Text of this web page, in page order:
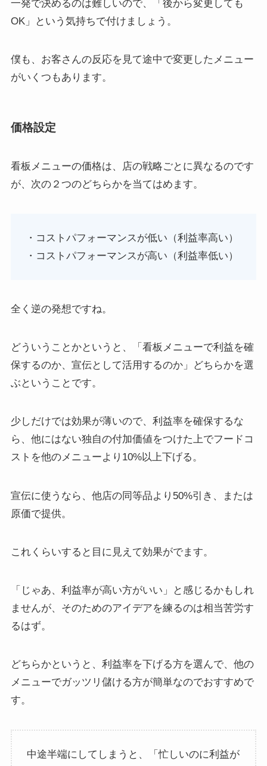
一発で決めるのは難しいので、「後から変更しても
OK」という気持ちで付けましょう。
僕も、お客さんの反応を見て途中で変更したメニュー
がいくつもあります。
価格設定
看板メニューの価格は、店の戦略ごとに異なるのです
が、次の２つのどちらかを当てはめます。
・コストパフォーマンスが低い（利益率高い）
・コストパフォーマンスが高い（利益率低い）
全く逆の発想ですね。
どういうことかというと、「看板メニューで利益を確
保するのか、宣伝として活用するのか」どちらかを選
ぶということです。
少しだけでは効果が薄いので、利益率を確保するな
ら、他にはない独自の付加価値をつけた上でフードコ
ストを他のメニューより10%以上下げる。
宣伝に使うなら、他店の同等品より50%引き、または
原価で提供。
これくらいすると目に見えて効果がでます。
「じゃあ、利益率が高い方がいい」と感じるかもしれ
ませんが、そのためのアイデアを練るのは相当苦労す
るはず。
どちらかというと、利益率を下げる方を選んで、他の
メニューでガッツリ儲ける方が簡単なのでおすすめで
す。
中途半端にしてしまうと、「忙しいのに利益が